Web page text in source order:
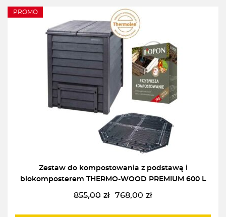
PROMO
Zestaw do kompostowania z podstawą i
biokomposterem THERMO-WOOD PREMIUM 600 L
855,00 zł
Pierwotna
768,00 zł
Aktualna